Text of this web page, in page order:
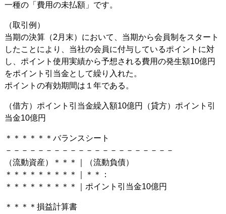
一種の「費用の未払額」です。
（取引例）
当期の決算（2月末）において、当期から会員制をスタート
したことにより、当社の会員に付与しているポイントに対
し、ポイント使用実績から予想される費用の発生額10億円
をポイント引当金として繰り入れた。
ポイントの有効期間は１年である。
（借方）ポイント引当金繰入額10億円（貸方）ポイント引
当金10億円
＊＊＊＊＊＊バランスシート
－－－－－－－－－－－－－－－－－－－－－
（流動資産）＊＊＊｜（流動負債）
＊＊＊＊＊＊＊＊＊｜＊＊：
＊＊＊＊＊＊＊＊＊｜ポイント引当金10億円
＊＊＊＊損益計算書